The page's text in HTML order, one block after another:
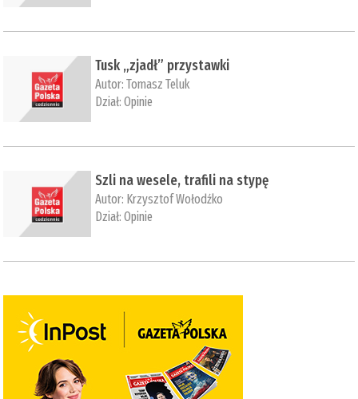
Tusk „zjadł” przystawki
Autor:Tomasz Teluk
Dział:Opinie
Szli na wesele, trafili na stypę
Autor: Krzysztof Wołodźko
Dział:Opinie